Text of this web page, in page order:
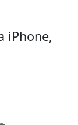
iPhone,